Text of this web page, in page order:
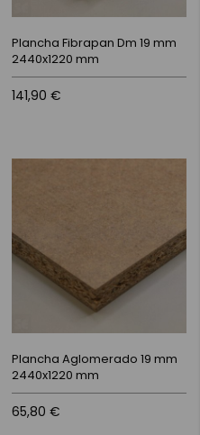
Plancha Fibrapan Dm 19 mm
2440x1220 mm
141,90 €
Plancha Aglomerado 19 mm
2440x1220 mm
65,80 €